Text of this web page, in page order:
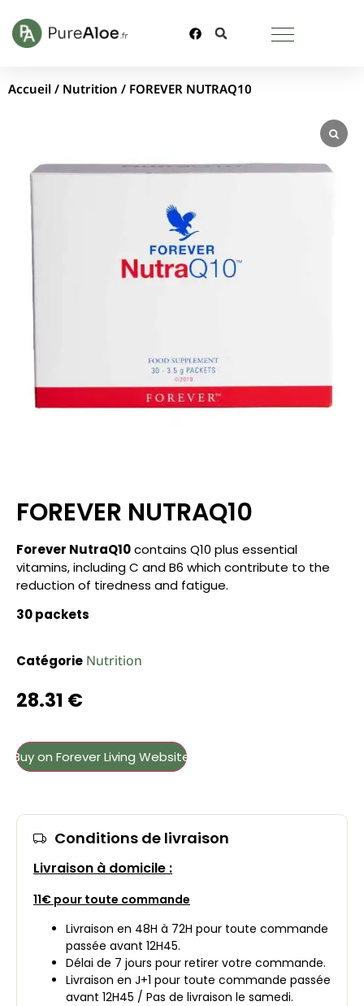
Accueil / Nutrition / FOREVER NUTRAQ10
FOREVER NUTRAQ10
Forever NutraQ10contains Q10 plus essential
vitamins, including C and B6 which contribute to the
reduction of tiredness and fatigue.
30 packets
Catégorie Nutrition
28.31 €
Buy on Forever Living Website
Conditions de livraison
Livraison à domicile :
11€ pour toute commande
Livraison en 48H à 72H pour toute commande
passée avant 12H45.
Délai de 7 jours pour retirer votre commande.
Livraison en J+1 pour toute commande passée
avant 12H45 / Pas de livraison le samedi.